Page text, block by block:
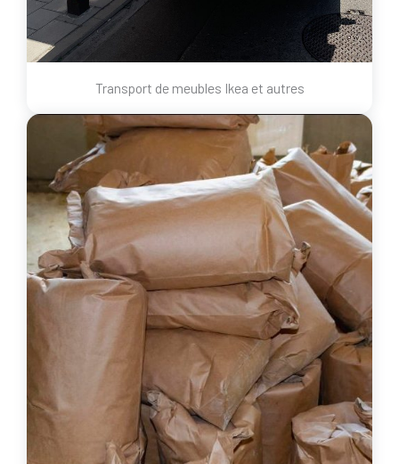
Transport de meubles Ikea et autres